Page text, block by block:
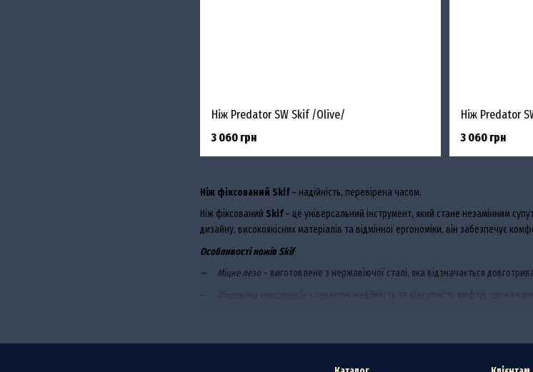
Ніж фіксований Skif– надійність, перевірена часом.
Ніж фіксований Skif– це універсальний інструмент, який стане незамінним
дизайну, високоякісних матеріалів та відмінної ергономіки, він забезпечує
Особливості ножів Skif
Міцне лезо – виготовлене з нержавіючої сталі, яка відзначається
Фіксована конструкція – гарантує надійність та відсутність люфтів, що
Ніж Predator SW Skif /Olive/
3 060 грн
Ніж Predator
3 060 грн